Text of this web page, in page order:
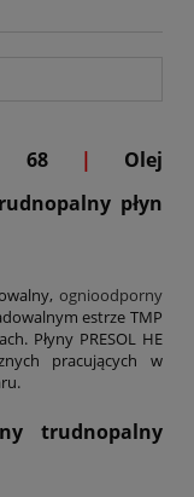
68 |
Olej
płyn
ognioodporny
estrze TMP
Płyny PRESOL HE
pracujących w
trudnopalny